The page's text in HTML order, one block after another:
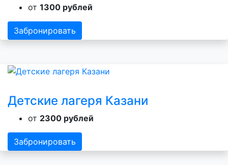
от 1300 рублей
Забронировать
Детские лагеря Казани
от 2300 рублей
Забронировать